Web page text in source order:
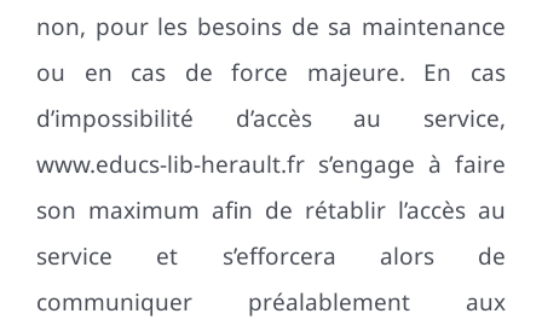
non, pour les besoins de sa maintenance
ou en cas de force majeure. En cas
d’impossibilité d’accès au service,
www.educs-lib-herault.fr s’engage à faire
son maximum afin de rétablir l’accès au
service et s’efforcera alors de
communiquer préalablement aux